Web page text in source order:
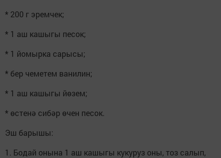
* 200 г эремчек;
* 1 аш кашыгы песок;
* 1 йомырка сарысы;
* бер чеметем ванилин;
* 1 аш кашыгы йөзем;
* өстенә сибәр өчен песок.
Эш барышы:
1. Бодай онына 1 аш кашыгы кукуруз оны, тоз салып,